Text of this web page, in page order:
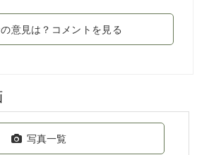
意見は？コメントを見る
写真一覧